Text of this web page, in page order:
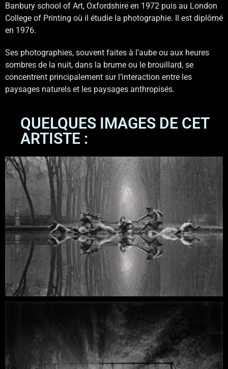
Banbury school of Art, Oxfordshire en 1972 puis au London
College of Printing où il étudie la photographie. Il est diplômé
en 1976.
Ses photographies, souvent faites à l’aube ou aux heures
sombres de la nuit, dans la brume ou le brouillard, se
concentrent principalement sur l’interaction entre les
paysages naturels et les paysages anthropisés.
QUELQUES IMAGES DE CET
ARTISTE :